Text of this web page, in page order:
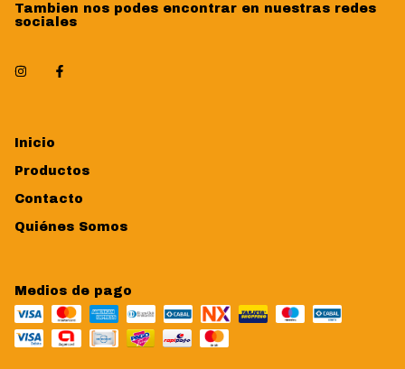
Tambien nos podes encontrar en nuestras redes
sociales
Inicio
Productos
Contacto
Quiénes Somos
Medios de pago